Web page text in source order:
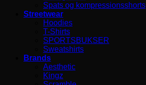
Spats og kompressionsshorts
Streetwear
Hoodies
T-Shirts
SPORTSBUKSER
Sweatshirts
Brands
Aesthetic
Kingz